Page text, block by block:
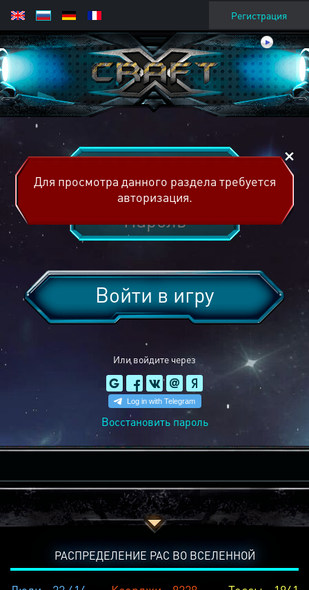
Регистрация
Или войдите через
Войти в игру
Восстановить пароль
Для просмотра данного раздела требуется
авторизация.
РАСПРЕДЕЛЕНИЕ РАС ВО ВСЕЛЕННОЙ